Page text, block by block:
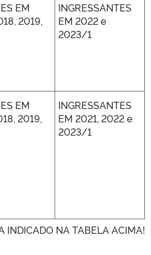
EM
2019,
INGRESSANTES
EM 2022 e
2023/1
EM
2019,
INGRESSANTES
EM 2021, 2022 e
2023/1
INDICADO NA TABELA ACIMA!